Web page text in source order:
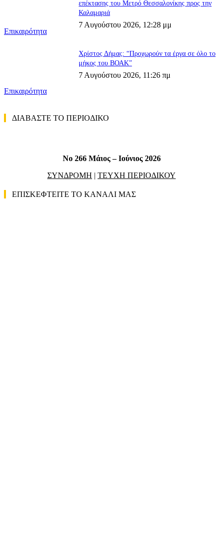
Επικαιρότητα
επέκτασης του Μετρό Θεσσαλονίκης προς την
Καλαμαριά
7 Αυγούστου 2026, 12:28 μμ
Επικαιρότητα
Χρίστος Δήμας: “Προχωρούν τα έργα σε όλο το
μήκος του ΒΟΑΚ”
7 Αυγούστου 2026, 11:26 πμ
ΔΙΑΒΑΣΤΕ ΤΟ ΠΕΡΙΟΔΙΚΟ
No 266 Μάιος – Ιούνιος 2026
ΣΥΝΔΡΟΜΗ | ΤΕΥΧΗ ΠΕΡΙΟΔΙΚΟΥ
ΕΠΙΣΚΕΦΤΕΙΤΕ ΤΟ ΚΑΝΑΛΙ ΜΑΣ